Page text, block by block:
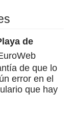
de
de que lo
error en el
que hay